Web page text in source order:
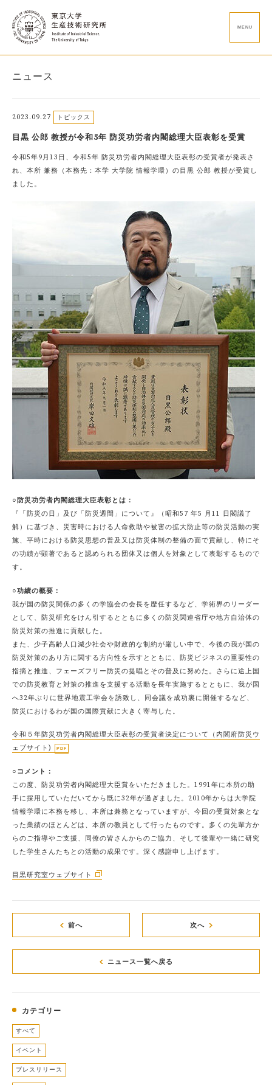
MENU
ニュース
2023.09.27 トピックス
目黒 公郎 教授が令和5年 防災功労者内閣総理大臣表彰を受賞
令和5年9月13日、令和5年 防災功労者内閣総理大臣表彰の受賞者が発表さ
れ、本所 兼務（本務先：本学 大学院 情報学環）の目黒 公郎 教授が受賞し
ました。
○防災功労者内閣総理大臣表彰とは：
『「防災の日」及び「防災週間」について』（昭和57 年5 月11 日閣議了
解）に基づき、災害時における人命救助や被害の拡大防止等の防災活動の実
施、平時における防災思想の普及又は防災体制の整備の面で貢献し、特にそ
の功績が顕著であると認められる団体又は個人を対象として表彰するもので
す。
○功績の概要：
我が国の防災関係の多くの学協会の会長を歴任するなど、学術界のリーダー
として、防災研究をけん引するとともに多くの防災関連省庁や地方自治体の
防災対策の推進に貢献した。
また、少子高齢人口減少社会や財政的な制約が厳しい中で、今後の我が国の
防災対策のあり方に関する方向性を示すとともに、防災ビジネスの重要性の
指摘と推進、フェーズフリー防災の提唱とその普及に努めた。さらに途上国
での防災教育と対策の推進を支援する活動を長年実施するとともに、我が国
へ32年ぶりに世界地震工学会を誘致し、同会議を成功裏に開催するなど、
防災におけるわが国の国際貢献に大きく寄与した。
令和５年防災功労者内閣総理大臣表彰の受賞者決定について（内閣府防災ウ
ェブサイト)
○コメント：
この度、防災功労者内閣総理大臣賞をいただきました。1991年に本所の助
手に採用していただいてから既に32年が過ぎました。2010年からは大学院
情報学環に本務を移し、本所は兼務となっていますが、今回の受賞対象とな
った業績のほとんどは、本所の教員として行ったものです。多くの先輩方か
らのご指導やご支援、同僚の皆さんからのご協力、そして後輩や一緒に研究
した学生さんたちとの活動の成果です。深く感謝申し上げます。
目黒研究室ウェブサイト
前へ 次へ
ニュース一覧へ戻る
カテゴリー
すべて
イベント
プレスリリース